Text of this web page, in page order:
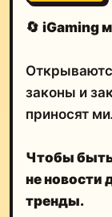
🔄 iGaming
законы и
приносят
Чтобы быть
не новости
тренды.